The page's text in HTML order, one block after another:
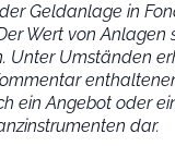
Geldanlage in
Wert von
Unter Umständen
ein Angebot oder
dar.